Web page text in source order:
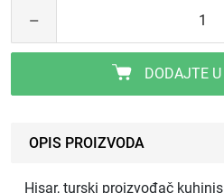
DODAJTE
OPIS PROIZVODA
Hisar, turski proizvođač